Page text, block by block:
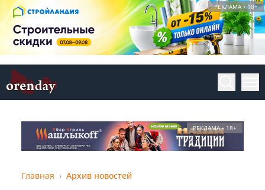
РЕКЛАМА • 18+
РЕКЛАМА • 18+
Главная Архив новостей